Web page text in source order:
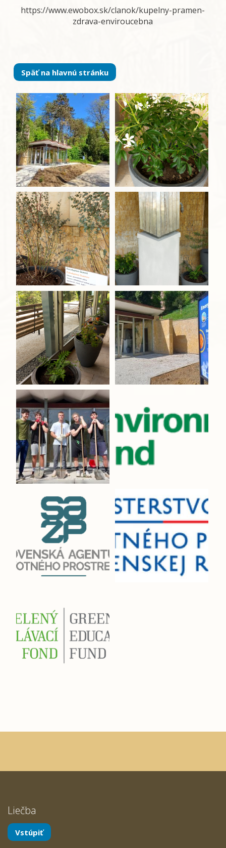
https://www.ewobox.sk/clanok/kupelny-pramen-
zdrava-enviroucebna
Späť na hlavnú stránku
Liečba
Vstúpiť